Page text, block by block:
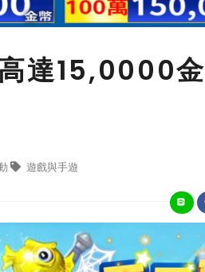
高達15,0000金
遊戲與手遊